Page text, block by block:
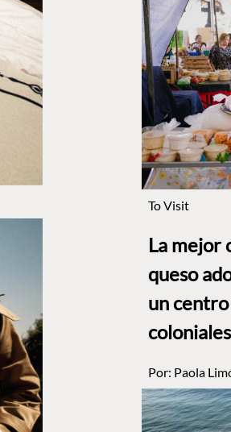
To Visit
La mejor
queso
un centro
coloniales
Por: Paola